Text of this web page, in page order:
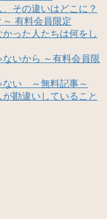
その違いはどこに？
有料会員限定
った人たちは何をし
いから ～有料会員限
ない ～無料記事～
勘違いしていること